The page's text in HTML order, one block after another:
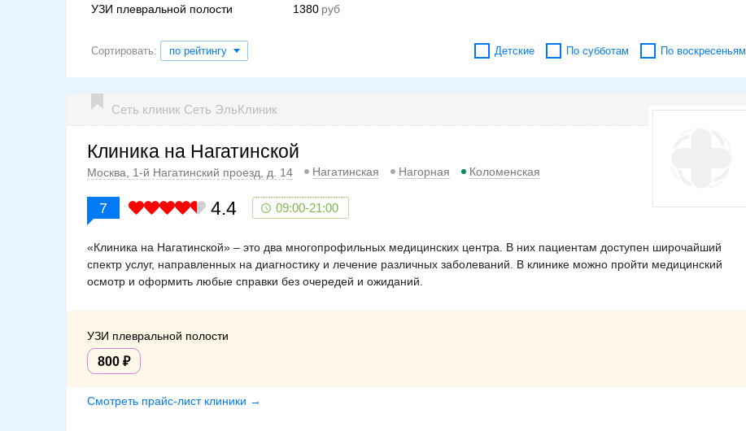
УЗИ плевральной полости
1380
Сортировать: по рейтингу Детские По субботам По воскресеньям
Сеть клиник Сеть ЭльКлиник
Клиника на Нагатинской
Москва, 1-й Нагатинский проезд, д. 14 Нагатинская Нагорная Коломенская
7 4.4 09:00-21:00
«Клиника на Нагатинской» – это два многопрофильных медицинских центра. В них пациентам доступен широчайший
спектр услуг, направленных на диагностику и лечение различных заболеваний. В клинике можно пройти медицинский
осмотр и оформить любые справки без очередей и ожиданий.
УЗИ плевральной полости
800
Смотреть прайс-лист клиники →